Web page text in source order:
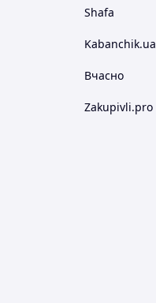
Shafa
Kabanchik.ua
Вчасно
Zakupivli.pro